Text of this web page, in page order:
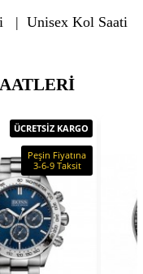
| Unisex Kol Saati
ÜCRETSİZ KARGO
Peşin Fiyatına
3-6-9 Taksit